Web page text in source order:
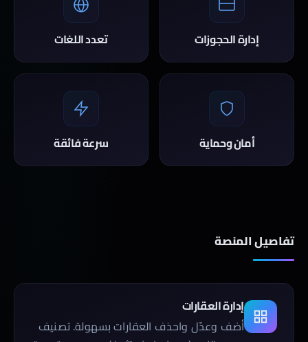
إدارة الحجوزات تعدد اللغات
أمان وحماية سرعة فائقة
تفاصيل المنصة
إدارة العقارات
أضف وعدّل واحذف العقارات بسهولة. تصنيف